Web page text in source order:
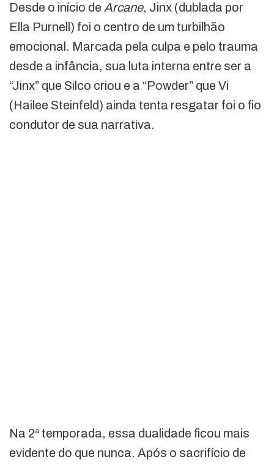
Desde o início de Arcane, Jinx (dublada por
Ella Purnell) foi o centro de um turbilhão
emocional. Marcada pela culpa e pelo trauma
desde a infância, sua luta interna entre ser a
“Jinx” que Silco criou e a “Powder” que Vi
(Hailee Steinfeld) ainda tenta resgatar foi o fio
condutor de sua narrativa.
Na 2ª temporada, essa dualidade ficou mais
evidente do que nunca. Após o sacrifício de